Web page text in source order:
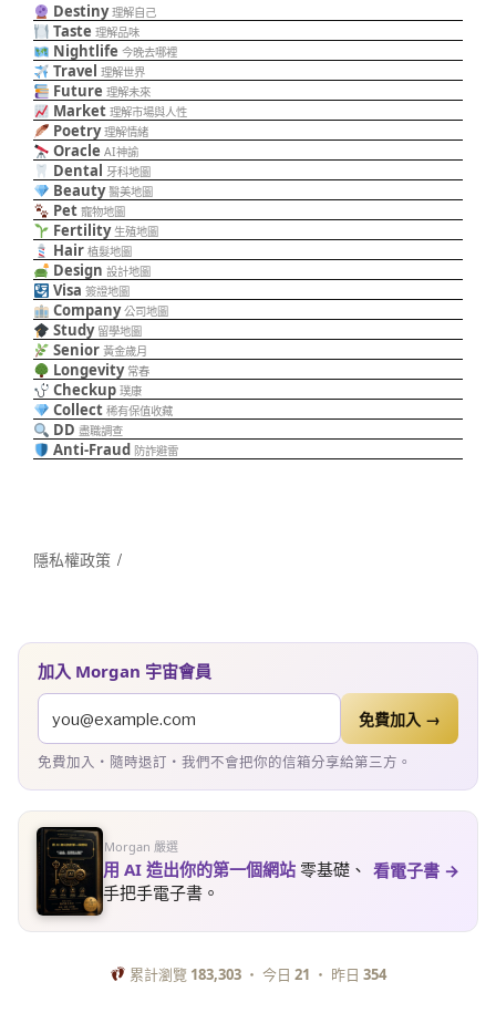
Destiny 理解自己
Taste 理解品味
Nightlife 今晚去哪裡
Travel 理解世界
Future 理解未來
Market 理解市場與人性
Poetry 理解情緒
Oracle AI神諭
Dental 牙科地圖
Beauty 醫美地圖
Pet 寵物地圖
Fertility 生殖地圖
Hair 植髮地圖
Design 設計地圖
Visa 簽證地圖
Company 公司地圖
Study 留學地圖
Senior 黃金歲月
Longevity 常春
Checkup 璞康
Collect 稀有保值收藏
DD 盡職調查
Anti-Fraud 防詐避雷
隱私權政策
加入 Morgan 宇宙會員
免費加入 →
免費加入・隨時退訂・我們不會把你的信箱分享給第三方。
Morgan 嚴選
用 AI 造出你的第一個網站 零基礎、
手把手電子書。
看電子書 →
累計瀏覽 183,303・ 今日 21 ・ 昨日 354